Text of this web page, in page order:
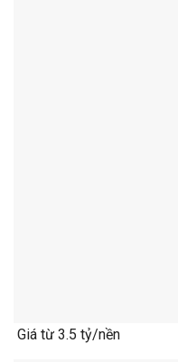
Giá từ 3.5 tỷ/nền